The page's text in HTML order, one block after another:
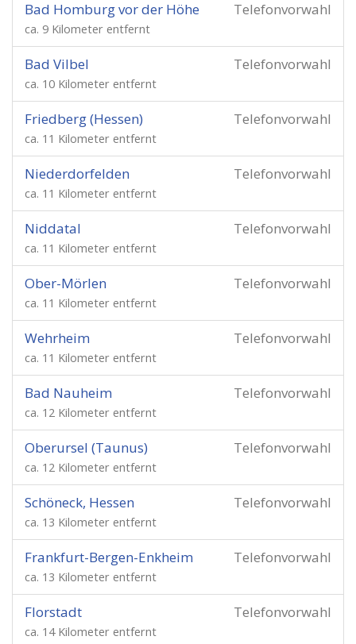
Telefonvorwahl
Bad Homburg vor der Höhe
ca. 9 Kilometer entfernt
Telefonvorwahl
Bad Vilbel
ca. 10 Kilometer entfernt
Telefonvorwahl
Friedberg (Hessen)
ca. 11 Kilometer entfernt
Telefonvorwahl
Niederdorfelden
ca. 11 Kilometer entfernt
Telefonvorwahl
Niddatal
ca. 11 Kilometer entfernt
Telefonvorwahl
Ober-Mörlen
ca. 11 Kilometer entfernt
Telefonvorwahl
Wehrheim
ca. 11 Kilometer entfernt
Telefonvorwahl
Bad Nauheim
ca. 12 Kilometer entfernt
Telefonvorwahl
Oberursel (Taunus)
ca. 12 Kilometer entfernt
Telefonvorwahl
Schöneck, Hessen
ca. 13 Kilometer entfernt
Telefonvorwahl
Frankfurt-Bergen-Enkheim
ca. 13 Kilometer entfernt
Telefonvorwahl
Florstadt
ca. 14 Kilometer entfernt